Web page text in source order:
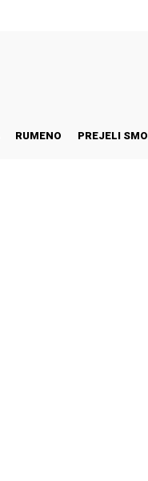
RUMENO PREJELI SMO